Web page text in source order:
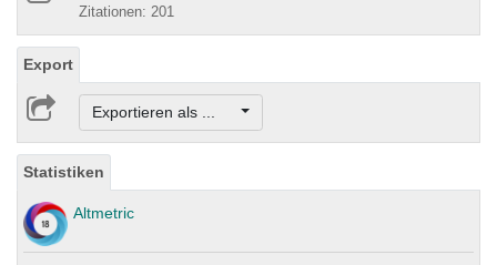
Zitationen: 201
Export
Exportieren als ...
Statistiken
Altmetric